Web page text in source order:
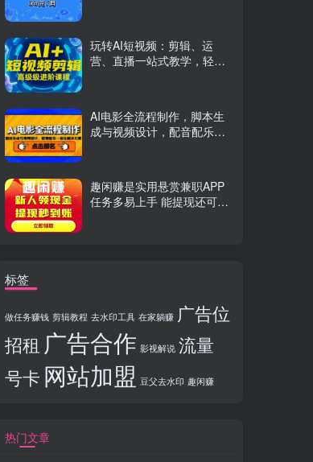
TikTok实战系统课，案例复盘、数据解析、运营执行，从0到1构建千万级电商体系（更新） C++零基础实战课，夯实C语言基础、贯穿游戏项目、掌握开发思维，学成可挑战月薪15K+岗位
2025出海新机遇(社媒+独立站),海外新机遇,实现独立站的高效运营与出海 室内外AI设计课,一站式覆盖建筑,室内,景观,平面,展陈五大热门品类,解锁设计行业的全新可能
玩转AI短视频：剪辑、运
营、直播一站式教学，轻松
AI电影全流程制作，脚本生
成与视频设计，配音配乐一
趣闲赚是实用悬赏兼职APP
任务多易上手 能提现还可邀
标签
做任务赚钱 剪辑教程 去水印工具 在家躺赚 广告位
招租 广告合作 影视解说 流量
号卡 网站加盟 豆父去水印 趣闲赚
热门文章